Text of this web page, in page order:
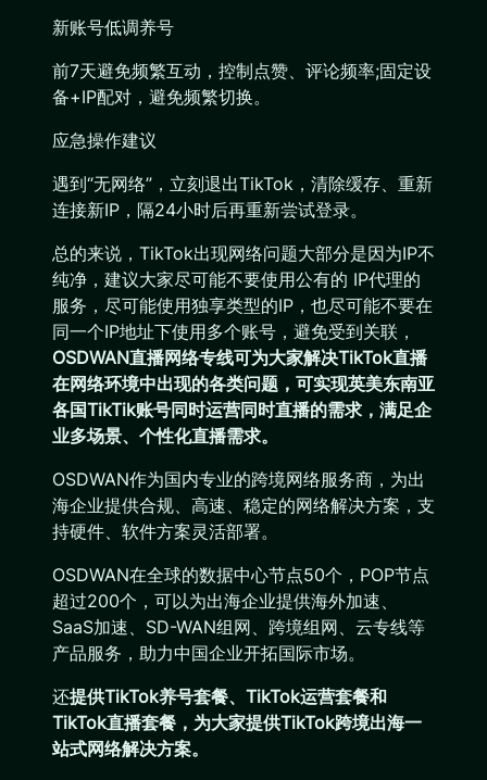
新账号低调养号
前7天避免频繁互动，控制点赞、评论频率;固定设
备+IP配对，避免频繁切换。
应急操作建议
遇到“无网络”，立刻退出TikTok，清除缓存、重新
连接新IP，隔24小时后再重新尝试登录。
总的来说，TikTok出现网络问题大部分是因为IP不
纯净，建议大家尽可能不要使用公有的 IP代理的
服务，尽可能使用独享类型的IP，也尽可能不要在
同一个IP地址下使用多个账号，避免受到关联，
OSDWAN直播网络专线可为大家解决TikTok直播
在网络环境中出现的各类问题，可实现英美东南亚
各国TikTik账号同时运营同时直播的需求，满足企
业多场景、个性化直播需求。
OSDWAN作为国内专业的跨境网络服务商，为出
海企业提供合规、高速、稳定的网络解决方案，支
持硬件、软件方案灵活部署。
OSDWAN在全球的数据中心节点50个，POP节点
超过200个，可以为出海企业提供海外加速、
SaaS加速、SD-WAN组网、跨境组网、云专线等
产品服务，助力中国企业开拓国际市场。
还提供TikTok养号套餐、TikTok运营套餐和
TikTok直播套餐，为大家提供TikTok跨境出海一
站式网络解决方案。